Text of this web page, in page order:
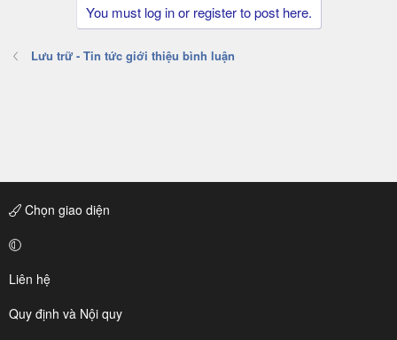
You must log in or register to post here.
Lưu trữ - Tin tức giới thiệu bình luận
Chọn giao diện
Liên hệ
Quy định và Nội quy